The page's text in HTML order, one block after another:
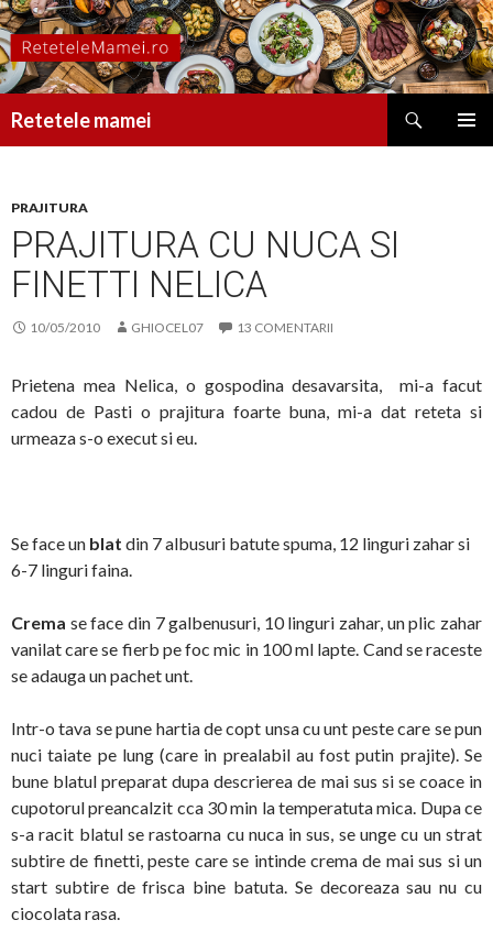
Retetele mamei
PRAJITURA
PRAJITURA CU NUCA SI
FINETTI NELICA
10/05/2010 GHIOCEL07 13 COMENTARII
Prietena mea Nelica, o gospodina desavarsita, mi-a facut
cadou de Pasti o prajitura foarte buna, mi-a dat reteta si
urmeaza s-o execut si eu.
Se face un blat din 7 albusuri batute spuma, 12 linguri zahar si
6-7 linguri faina.
Crema se face din 7 galbenusuri, 10 linguri zahar, un plic zahar
vanilat care se fierb pe foc mic in 100 ml lapte. Cand se raceste
se adauga un pachet unt.
Intr-o tava se pune hartia de copt unsa cu unt peste care se pun
nuci taiate pe lung (care in prealabil au fost putin prajite). Se
bune blatul preparat dupa descrierea de mai sus si se coace in
cupotorul preancalzit cca 30 min la temperatuta mica. Dupa ce
s-a racit blatul se rastoarna cu nuca in sus, se unge cu un strat
subtire de finetti, peste care se intinde crema de mai sus si un
start subtire de frisca bine batuta. Se decoreaza sau nu cu
ciocolata rasa.